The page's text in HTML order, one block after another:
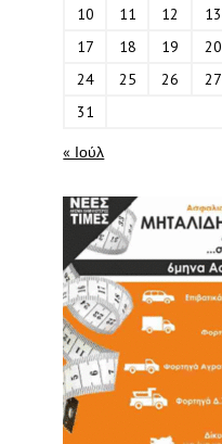
10
11 12 13
17
18 19 20
24
25 26 27
31
« Ιούλ